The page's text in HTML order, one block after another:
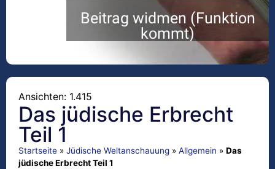
Beitrag widmen (Funktion
kommt)
Ansichten: 1.415
Das jüdische Erbrecht
Teil 1
Startseite » Jüdische Weltanschauung » Allgemein » Das
jüdische Erbrecht Teil 1